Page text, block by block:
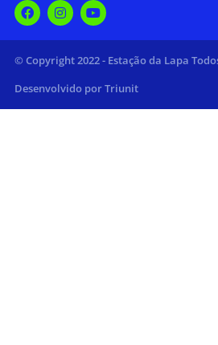
© Copyright 2022 - Estação da Lapa
Desenvolvido por Triunit